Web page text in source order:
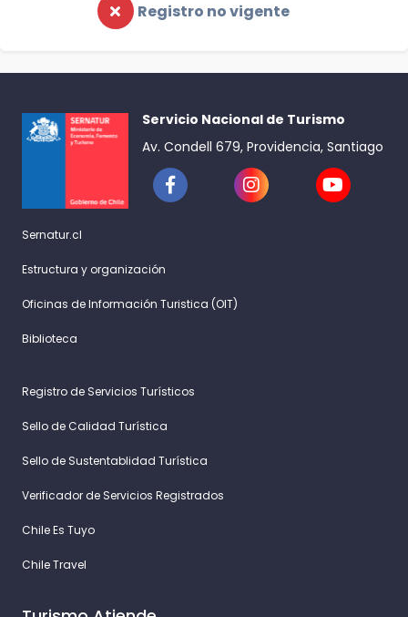
Registro no vigente
Servicio Nacional de Turismo
Av. Condell 679, Providencia, Santiago
Sernatur.cl
Estructura y organización
Oficinas de Información Turistica (OIT)
Biblioteca
Registro de Servicios Turísticos
Sello de Calidad Turística
Sello de Sustentablidad Turística
Verificador de Servicios Registrados
Chile Es Tuyo
Chile Travel